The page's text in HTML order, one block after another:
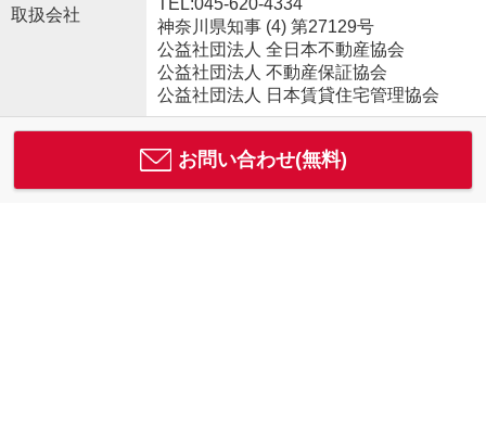
取扱会社
TEL:045-620-4334
神奈川県知事 (4) 第27129号
公益社団法人 全日本不動産協会
公益社団法人 不動産保証協会
公益社団法人 日本賃貸住宅管理協会
お問い合わせ(無料)